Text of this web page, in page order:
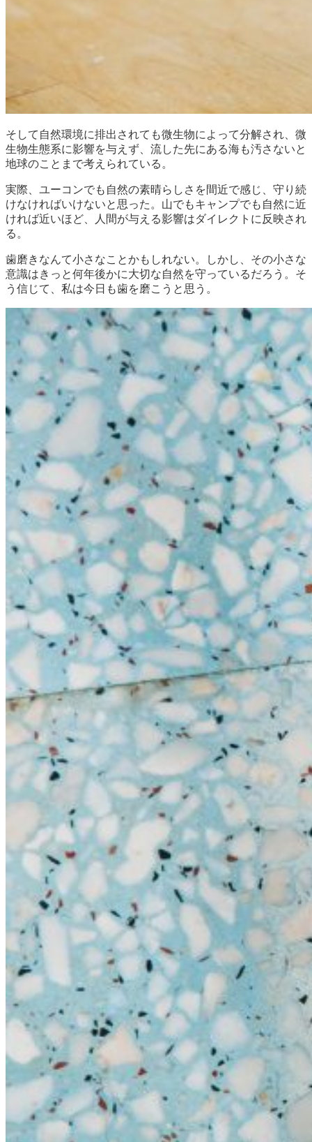
そして自然環境に排出されても微生物によって分解され、微
生物生態系に影響を与えず、流した先にある海も汚さないと
地球のことまで考えられている。
実際、ユーコンでも自然の素晴らしさを間近で感じ、守り続
けなければいけないと思った。山でもキャンプでも自然に近
ければ近いほど、人間が与える影響はダイレクトに反映され
る。
歯磨きなんて小さなことかもしれない。しかし、その小さな
意識はきっと何年後かに大切な自然を守っているだろう。そ
う信じて、私は今日も歯を磨こうと思う。